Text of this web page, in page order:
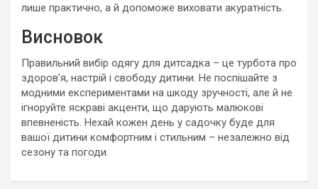
лише практично, а й допоможе виховати акуратність.
Висновок
Правильний вибір одягу для дитсадка – це турбота про
здоров’я, настрій і свободу дитини. Не поспішайте з
модними експериментами на шкоду зручності, але й не
ігноруйте яскраві акценти, що дарують малюкові
впевненість. Нехай кожен день у садочку буде для
вашої дитини комфортним і стильним – незалежно від
сезону та погоди.